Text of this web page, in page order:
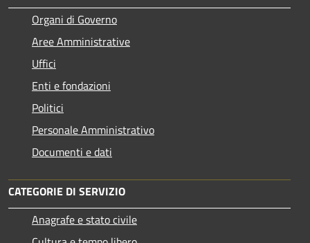
Organi di Governo
Aree Amministrative
Uffici
Enti e fondazioni
Politici
Personale Amministrativo
Documenti e dati
CATEGORIE DI SERVIZIO
Anagrafe e stato civile